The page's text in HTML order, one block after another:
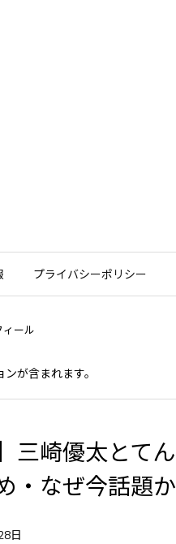
プライバシーポリシー
ール
が含まれます。
】三崎優太とて
・なぜ今話題
日